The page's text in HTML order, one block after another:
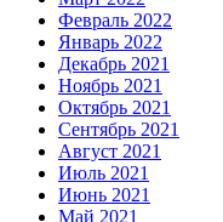
Февраль 2022
Январь 2022
Декабрь 2021
Ноябрь 2021
Октябрь 2021
Сентябрь 2021
Август 2021
Июль 2021
Июнь 2021
Май 2021